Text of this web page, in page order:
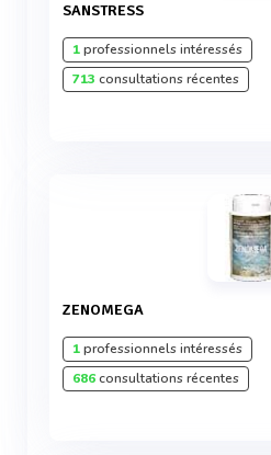
SANSTRESS
1professionnels intéressés
713 consultations récentes
ZENOMEGA
1professionnels intéressés
686consultations récentes